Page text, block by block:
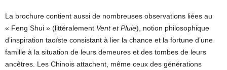
La brochure contient aussi de nombreuses observations liées au
« Feng Shui » (littéralement Vent et Pluie), notion philosophique
d’inspiration taoïste consistant à lier la chance et la fortune d’une
famille à la situation de leurs demeures et des tombes de leurs
ancêtres. Les Chinois attachent, même ceux des générations